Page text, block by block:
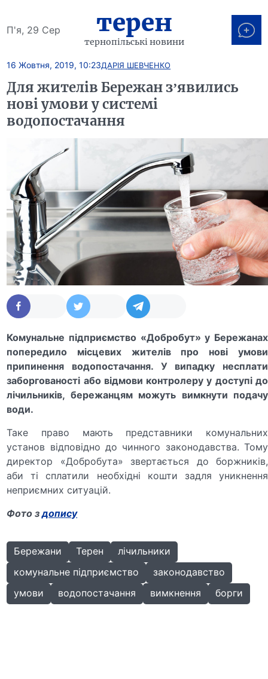
П'я, 29 Сер терен
тернопільські новини
16 Жовтня, 2019, 10:23ДАРІЯ ШЕВЧЕНКО
Для жителів Бережан з’явились
нові умови у системі
водопостачання
Комунальне підприємство «Добробут» у Бережанах
попередило місцевих жителів про нові умови
припинення водопостачання. У випадку несплати
заборгованості або відмови контролеру у доступі до
лічильників, бережанцям можуть вимкнути подачу
води.
Таке право мають представники комунальних
установ відповідно до чинного законодавства. Тому
директор «Добробута» звертається до боржників,
аби ті сплатили необхідні кошти задля уникнення
неприємних ситуацій.
Фото здопису
Бережани Терен
лічильники
комунальне підприємство
законодавство
умови
водопостачання вимкнення борги